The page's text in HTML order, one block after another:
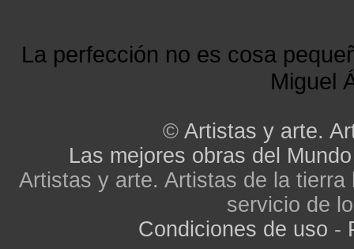
La perfección no es cosa
Miguel
© Artistas y arte.
Las mejores obras del Mundo
Artistas y arte. Artistas de la
servicio de
Condiciones de uso -